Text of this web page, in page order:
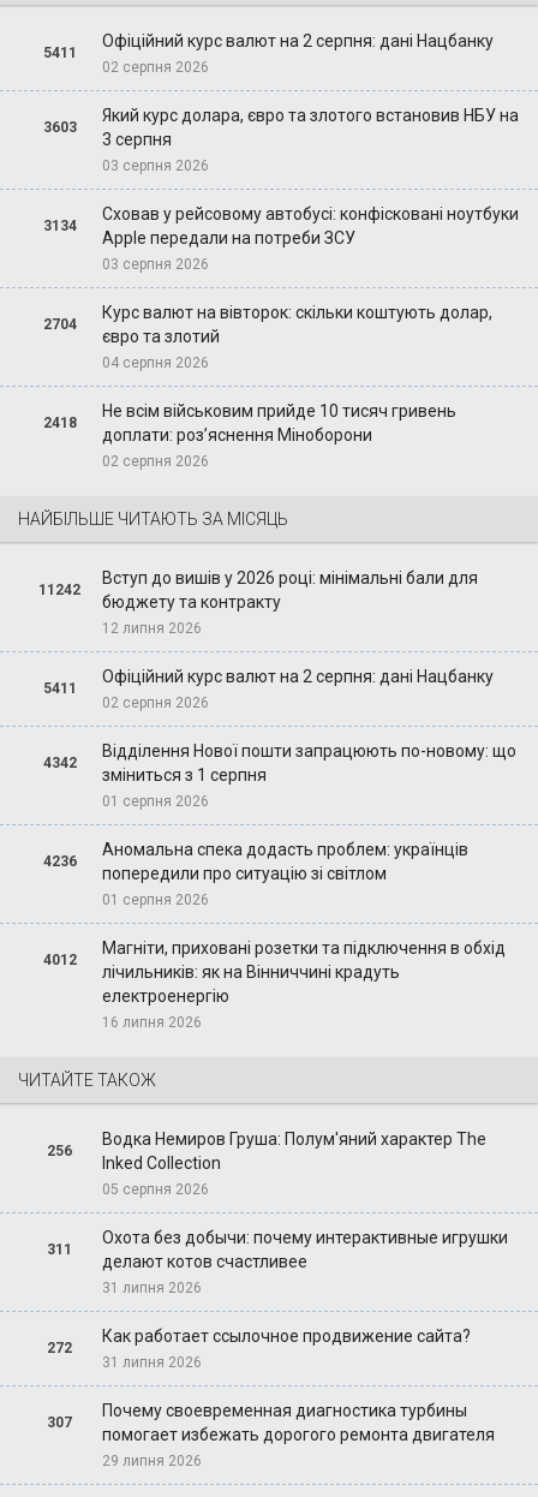
5411
Офіційний курс валют на 2 серпня: дані Нацбанку
02 серпня 2026
3603
Який курс долара, євро та злотого встановив НБУ на
3 серпня
03 серпня 2026
3134
Сховав у рейсовому автобусі: конфісковані ноутбуки
Apple передали на потреби ЗСУ
03 серпня 2026
2704
Курс валют на вівторок: скільки коштують долар,
євро та злотий
04 серпня 2026
2418
Не всім військовим прийде 10 тисяч гривень
доплати: роз’яснення Міноборони
02 серпня 2026
НАЙБІЛЬШЕ ЧИТАЮТЬ ЗА МІСЯЦЬ
11242
Вступ до вишів у 2026 році: мінімальні бали для
бюджету та контракту
12 липня 2026
5411
Офіційний курс валют на 2 серпня: дані Нацбанку
02 серпня 2026
4342
Відділення Нової пошти запрацюють по-новому: що
зміниться з 1 серпня
01 серпня 2026
4236
Аномальна спека додасть проблем: українців
попередили про ситуацію зі світлом
01 серпня 2026
4012
Магніти, приховані розетки та підключення в обхід
лічильників: як на Вінниччині крадуть
електроенергію
16 липня 2026
ЧИТАЙТЕ ТАКОЖ
256
Водка Немиров Груша: Полум'яний характер The
Inked Collection
05 серпня 2026
311
Охота без добычи: почему интерактивные игрушки
делают котов счастливее
31 липня 2026
272
Как работает ссылочное продвижение сайта?
31 липня 2026
307
Почему своевременная диагностика турбины
помогает избежать дорогого ремонта двигателя
29 липня 2026